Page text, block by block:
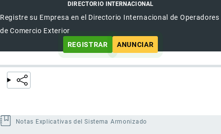
DIRECTORIO INTERNACIONAL
Registre su Empresa en el Directorio Internacional de Operadores
de Comercio Exterior
REGISTRAR
ANUNCIAR
Notas Explicativas del Sistema Armonizado